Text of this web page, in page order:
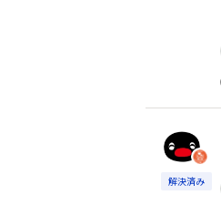
解決済み